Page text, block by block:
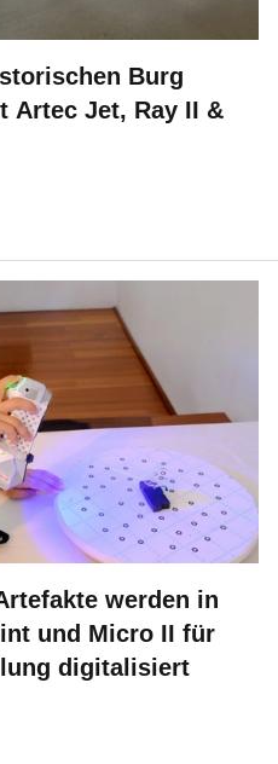
Burg
Artec Jet, Ray II &
werden in
und Micro II für
digitalisiert